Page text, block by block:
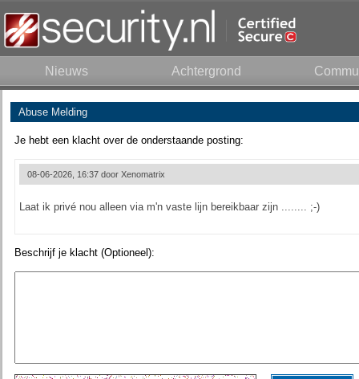
Nieuws Achtergrond
Abuse Melding
Je hebt een klacht over de onderstaande posting:
08-06-2026, 16:37 door Xenomatrix
Laat ik privé nou alleen via m'n vaste lijn bereikbaar zijn ........ ;-)
Beschrijf je klacht (Optioneel):